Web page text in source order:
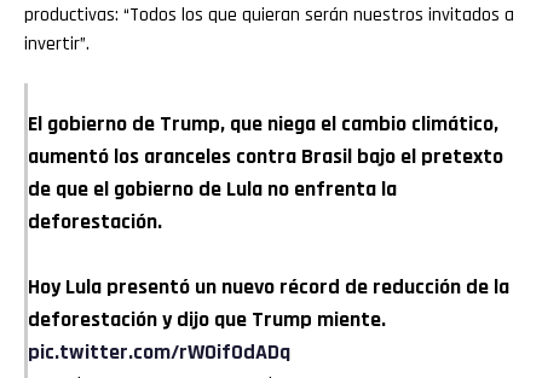
productivas: “Todos los que quieran serán nuestros invitados a
invertir”.
El gobierno de Trump, que niega el cambio climático,
aumentó los aranceles contra Brasil bajo el pretexto
de que el gobierno de Lula no enfrenta la
deforestación.
Hoy Lula presentó un nuevo récord de reducción de la
deforestación y dijo que Trump miente.
pic.twitter.com/rW0if0dADq